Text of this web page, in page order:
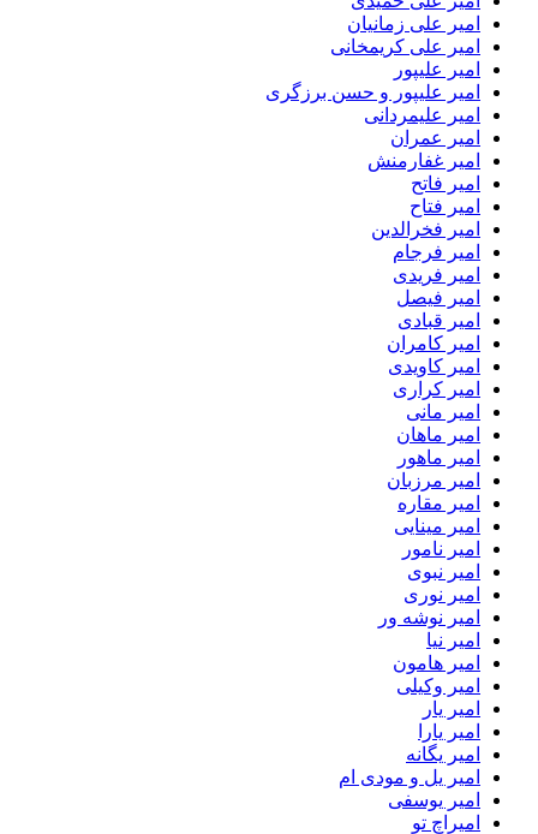
امیر علی زمانیان
امیر علی کریمخانی
امیر علیپور
امیر علیپور و حسن برزگری
امیر علیمردانی
امیر عمران
امیر غفارمنش
امیر فاتح
امیر فتاح
امیر فخرالدین
امیر فرجام
امیر فریدی
امیر فیصل
امیر قبادی
امیر کامران
امیر کاویدی
امیر کراری
امیر مانی
امیر ماهان
امیر ماهور
امیر مرزبان
امیر مقاره
امیر مینایی
امیر نامور
امیر نبوی
امیر نوری
امیر نوشه ور
امیر نیا
امیر هامون
امیر وکیلی
امیر یار
امیر یارا
امیر یگانه
امیر یل و مودی ام
امیر یوسفی
امیراچ تو